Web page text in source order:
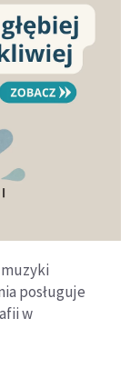
posługuje
w